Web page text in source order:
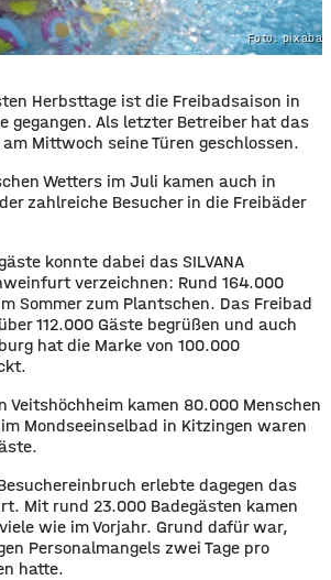
Foto:
Herbsttage ist die Freibadsaison in
gegangen. Als letzter Betreiber hat das
Mittwoch seine Türen geschlossen.
Wetters im Juli kamen auch in
zahlreiche Besucher in die Freibäder
konnte dabei das SILVANA
verzeichnen: Rund 164.000
Sommer zum Plantschen. Das Freibad
112.000 Gäste begrüßen und auch
hat die Marke von 100.000
Veitshöchheim kamen 80.000 Menschen
Mondseeinselbad in Kitzingen waren
erlebte dagegen das
Mit rund 23.000 Badegästen kamen
wie im Vorjahr. Grund dafür war,
Personalmangels zwei Tage pro
hatte.